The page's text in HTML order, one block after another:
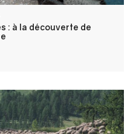
: à la découverte de
photographe
pastorale à travers le